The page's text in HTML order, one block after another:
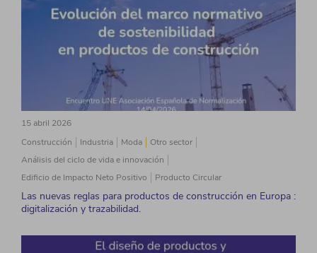
15 abril 2026
Construcción
Industria Moda
Otro sector
Análisis del ciclo de vida e innovación
Edificio de Impacto Neto Positivo
Producto Circular
Las nuevas reglas para productos de construcción en Europa :
digitalización y trazabilidad.